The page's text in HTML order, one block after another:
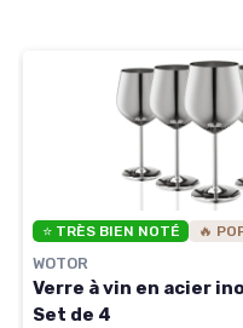
⭐ TRÈS BIEN NOTÉ 🔥
WOTOR
Verre à vin en acier
Set de 4